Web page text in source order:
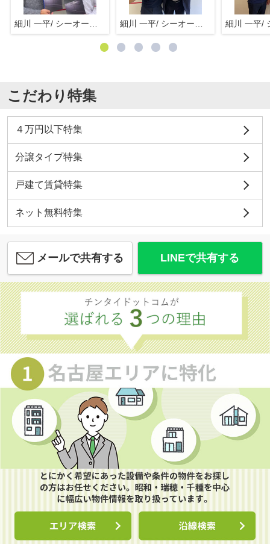
こだわり特集
４万円以下特集
分譲タイプ特集
戸建て賃貸特集
ネット無料特集
メールで共有する LINEで共有する